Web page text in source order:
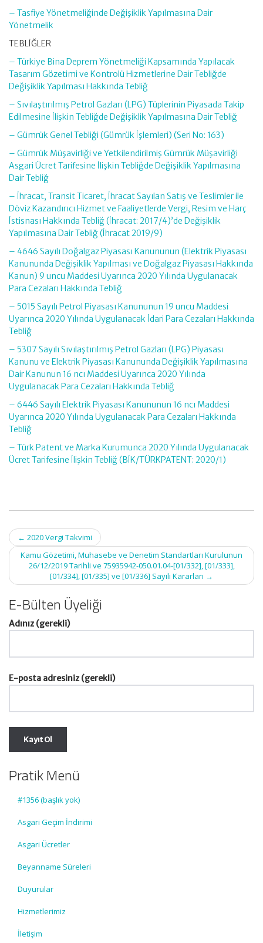
– Tasfiye Yönetmeliğinde Değişiklik Yapılmasına Dair
Yönetmelik
TEBLİĞLER
– Türkiye Bina Deprem Yönetmeliği Kapsamında Yapılacak
Tasarım Gözetimi ve Kontrolü Hizmetlerine Dair Tebliğde
Değişiklik Yapılması Hakkında Tebliğ
– Sıvılaştırılmış Petrol Gazları (LPG) Tüplerinin Piyasada Takip
Edilmesine İlişkin Tebliğde Değişiklik Yapılmasına Dair Tebliğ
– Gümrük Genel Tebliği (Gümrük İşlemleri) (Seri No: 163)
– Gümrük Müşavirliği ve Yetkilendirilmiş Gümrük Müşavirliği
Asgari Ücret Tarifesine İlişkin Tebliğde Değişiklik Yapılmasına
Dair Tebliğ
– İhracat, Transit Ticaret, İhracat Sayılan Satış ve Teslimler ile
Döviz Kazandırıcı Hizmet ve Faaliyetlerde Vergi, Resim ve Harç
İstisnası Hakkında Tebliğ (İhracat: 2017/4)’de Değişiklik
Yapılmasına Dair Tebliğ (İhracat 2019/9)
– 4646 Sayılı Doğalgaz Piyasası Kanununun (Elektrik Piyasası
Kanununda Değişiklik Yapılması ve Doğalgaz Piyasası Hakkında
Kanun) 9 uncu Maddesi Uyarınca 2020 Yılında Uygulanacak
Para Cezaları Hakkında Tebliğ
– 5015 Sayılı Petrol Piyasası Kanununun 19 uncu Maddesi
Uyarınca 2020 Yılında Uygulanacak İdari Para Cezaları Hakkında
Tebliğ
– 5307 Sayılı Sıvılaştırılmış Petrol Gazları (LPG) Piyasası
Kanunu ve Elektrik Piyasası Kanununda Değişiklik Yapılmasına
Dair Kanunun 16 ncı Maddesi Uyarınca 2020 Yılında
Uygulanacak Para Cezaları Hakkında Tebliğ
– 6446 Sayılı Elektrik Piyasası Kanununun 16 ncı Maddesi
Uyarınca 2020 Yılında Uygulanacak Para Cezaları Hakkında
Tebliğ
– Türk Patent ve Marka Kurumunca 2020 Yılında Uygulanacak
Ücret Tarifesine İlişkin Tebliğ (BİK/TÜRKPATENT: 2020/1)
Post
navigation
← 2020 Vergi Takvimi
Kamu Gözetimi, Muhasebe ve Denetim Standartları Kurulunun
26/12/2019 Tarihli ve 75935942-050.01.04-[01/332], [01/333],
[01/334], [01/335] ve [01/336] Sayılı Kararları →
E-Bülten Üyeliği
Adınız (gerekli)
E-posta adresiniz (gerekli)
Pratik Menü
#1356 (başlık yok)
Asgari Geçim İndirimi
Asgari Ücretler
Beyanname Süreleri
Duyurular
Hizmetlerimiz
İletişim